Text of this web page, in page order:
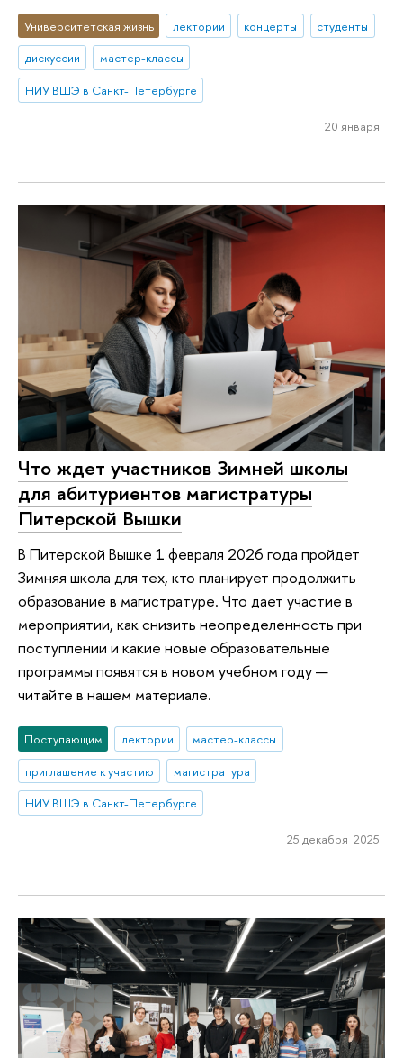
Университетская жизнь лектории концерты
студенты
дискуссии
мастер-классы
НИУ ВШЭ в Санкт-Петербурге
20 января
Что ждет участников Зимней школы
для абитуриентов магистратуры
Питерской Вышки
В Питерской Вышке 1 февраля 2026 года пройдет
Зимняя школа для тех, кто планирует продолжить
образование в магистратуре. Что дает участие в
мероприятии, как снизить неопределенность при
поступлении и какие новые образовательные
программы появятся в новом учебном году —
читайте в нашем материале.
Поступающим лектории
мастер-классы
приглашение к участию
магистратура
НИУ ВШЭ в Санкт-Петербурге
25 декабря 2025